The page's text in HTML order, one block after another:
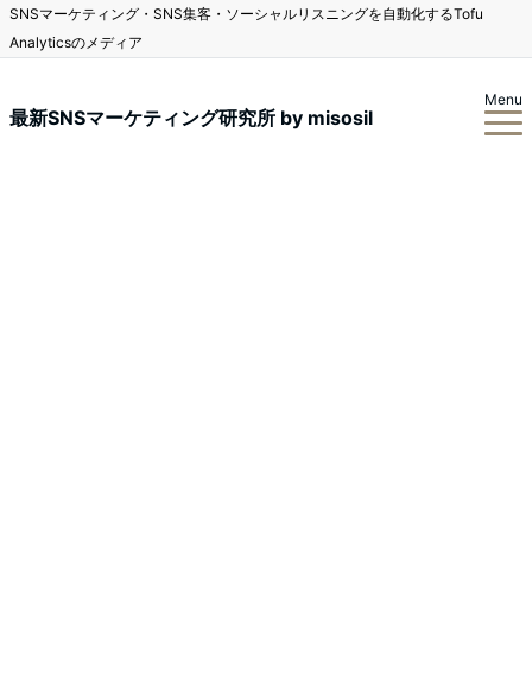
SNSマーケティング・SNS集客・ソーシャルリスニングを自動化するTofu
Analyticsのメディア
最新SNSマーケティング研究所 by misosil
Menu